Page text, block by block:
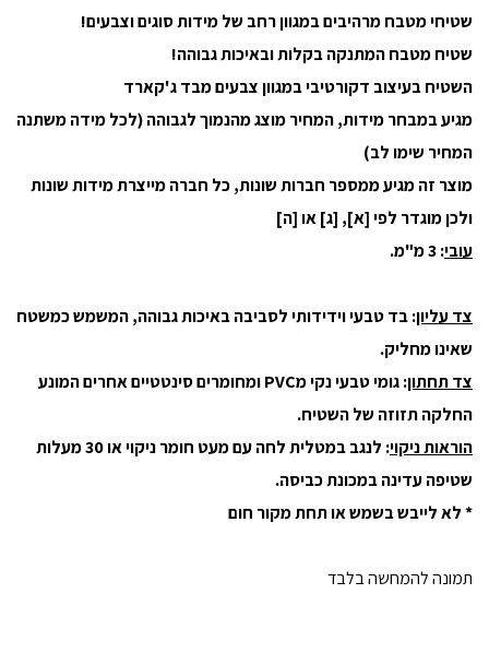
שטיחי מטבח מרהיבים במגוון רחב של מידות סוגים וצבעים!
שטיח מטבח המתנקה בקלות ובאיכות גבוהה!
השטיח בעיצוב דקורטיבי במגוון צבעים מבד ג'קארד
מגיע במבחר מידות, המחיר מוצג מהנמוך לגבוהה (לכל מידה משתנה
המחיר שימו לב)
מוצר זה מגיע ממספר חברות שונות, כל חברה מייצרת מידות שונות
ולכן מוגדר לפי [א], [ג] או [ה]
עובי: 3 מ"מ.
צד עליון: בד טבעי וידידותי לסביבה באיכות גבוהה, המשמש כמשטח
שאינו מחליק.
צד תחתון
: גומי טבעי נקי מPVC ומחומרים סינטטיים אחרים המונע
החלקה תזוזה של השטיח.
הוראות ניקוי
: לנגב במטלית לחה עם מעט חומר ניקוי או 30 מעלות
שטיפה עדינה במכונת כביסה.
* לא לייבש בשמש או תחת מקור חום
תמונה להמחשה בלבד